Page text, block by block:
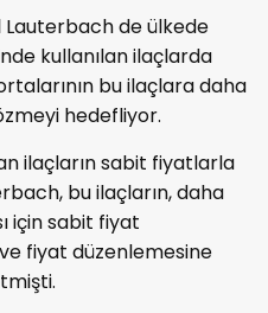
Lauterbach de ülkede
kullanılan ilaçlarda
bu ilaçlara daha
hedefliyor.
ilaçların sabit fiyatlarla
bu ilaçların, daha
için sabit fiyat
fiyat düzenlemesine